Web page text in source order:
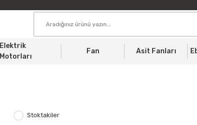
Elektrik
Motorları
Fan Asit Fanları
Stoktakiler